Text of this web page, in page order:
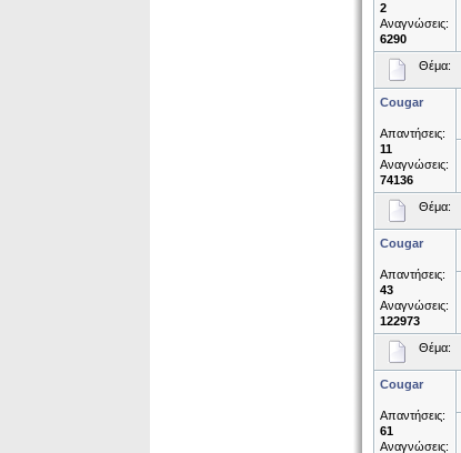
2
Αναγνώσεις:
6290
Θέμα:
Cougar
Απαντήσεις:
11
Αναγνώσεις:
74136
Θέμα:
Cougar
Απαντήσεις:
43
Αναγνώσεις:
122973
Θέμα:
Cougar
Απαντήσεις:
61
Αναγνώσεις: